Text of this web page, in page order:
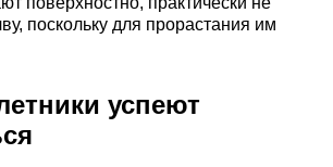
поскольку для прорастания им
успеют